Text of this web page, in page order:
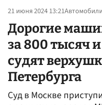
21 июня 2024 13:21Автомобили
Дорогие
за 800 тысяч
судят
Петербурга
Суд в Москве